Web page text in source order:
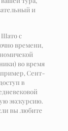
и
Шато с
времени,
во время
Сент-
в
экскурсию.
вы любите